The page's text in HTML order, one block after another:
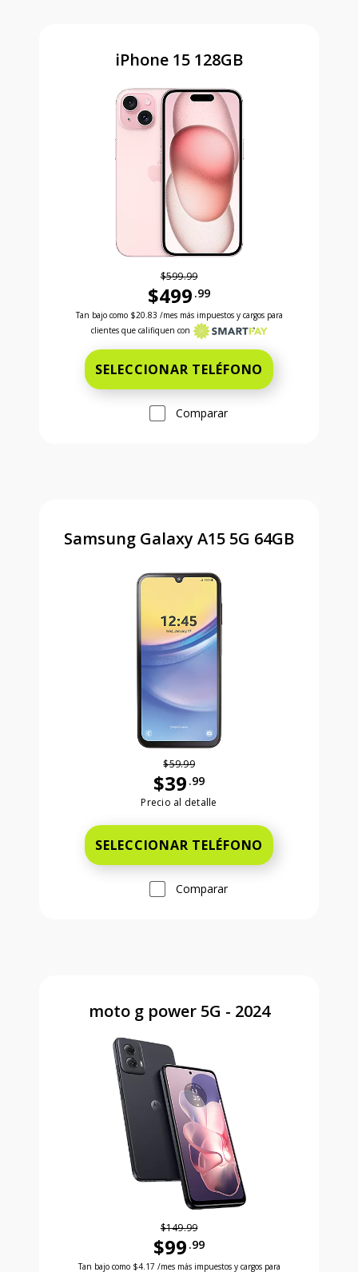
iPhone 15 128GB
$599.99
$499 .99
Antes el precio era 599 dollars and 99 cents
Tan bajo como $20.83 /mes más impuestos y cargos para
clientes que califiquen con
SELECCIONAR TELÉFONO
Comparar
Samsung Galaxy A15 5G 64GB
$59.99
$39 .99
Antes el precio era 59 dollars and
Precio al detalle
SELECCIONAR TELÉFONO
Comparar
moto g power 5G - 2024
$149.99
$99 .99
Antes el precio era 149 dollars and 99 cents
Tan bajo como $4.17 /mes más impuestos y cargos para